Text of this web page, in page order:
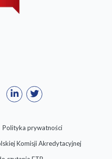
Polityka prywatności
Komisji Akredytacyjnej